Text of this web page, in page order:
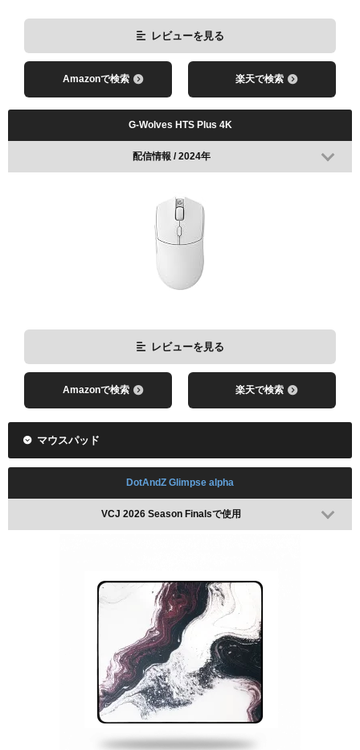
レビューを見る
Amazonで検索 楽天で検索
G-Wolves HTS Plus 4K
配信情報 / 2024年
レビューを見る
Amazonで検索 楽天で検索
マウスパッド
DotAndZ Glimpse alpha
VCJ 2026 Season Finalsで使用